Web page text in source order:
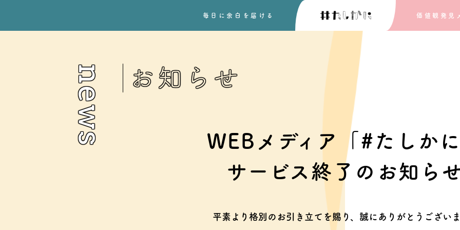
毎日に余白を 届ける 価値観発見
news お知らせ
WEBメディア「#たしかに
サービス終了のお知ら
平素より格別のお引き立てを賜り、 誠にありがとうございま